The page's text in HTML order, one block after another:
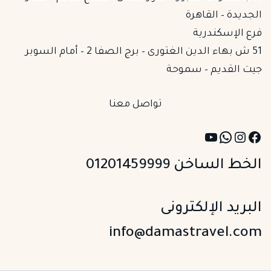
الجديدة – القاهرة
فرع الإسكندرية
51 ش بهاء الدين الغتورى – برج الصفا 2 – أمام السوبر
جيت القديم – سموحة
تواصل معنا
Facebook
Instagram
WhatsApp
YouTube
الخط الساخن 01201459999
البريد الإلكترونى
info@damastravel.com